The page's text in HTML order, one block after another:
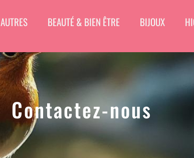
AUTRES BEAUTÉ & BIEN ÊTRE BIJOUX
Contactez-nous